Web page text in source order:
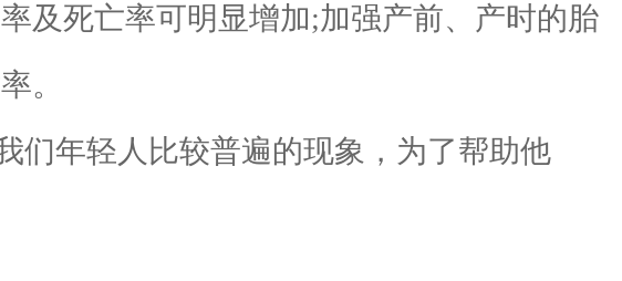
及死亡率可明显增加;加强产前、产时的胎
。
年轻人比较普遍的现象，为了帮助他